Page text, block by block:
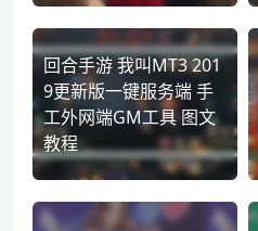
回合手游 我叫MT3 201
9更新版一键服务端 手
工外网端GM工具 图文
教程